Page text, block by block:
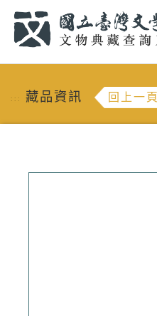
::: 藏品資訊 回上一頁